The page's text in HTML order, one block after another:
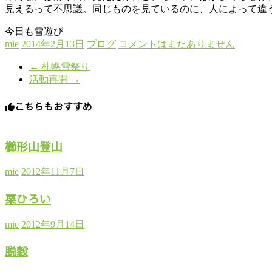
見えるって不思議。同じものを見ているのに、人によって違
今日も雪遊び
mie 2014年2月13日 ブログ コメントはまだありません
← 札幌雪祭り
活動再開 →
こちらもおすすめ
櫛形山登山
mie 2012年11月7日
栗ひろい
mie 2012年9月14日
脱穀